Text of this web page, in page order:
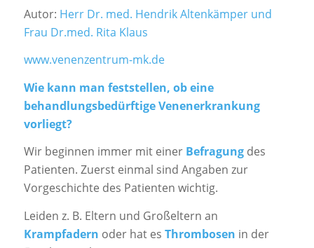
Autor: Herr Dr. med. Hendrik Altenkämper und
Frau Dr.med. Rita Klaus
www.venenzentrum-mk.de
Wie kann man feststellen, ob eine
behandlungsbedürftige Venenerkrankung
vorliegt?
Wir beginnen immer mit einer Befragungdes
Patienten. Zuerst einmal sind Angaben zur
Vorgeschichte des Patienten wichtig.
Leiden z. B. Eltern und Großeltern an
Krampfadern oder hat es Thrombosen in der